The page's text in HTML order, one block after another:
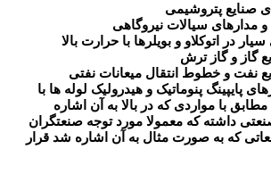
صنایع پتروشیمی
مدارهای سیالات نیروگاهی
در اتوکلاو و بویلرها با حرارت بالا
گاز و گاز ترش
نفت و خطوط انتقال میعانات نفتی
پایپینگ پنوماتیک و هیدرولیک لوله ها با
استاندارد A691 مطابق با مواردی که در بالا به آن اشاره
داشته که معمولا مورد توجه صنعتگران
که به صورت مثال به آن اشاره شد قرار